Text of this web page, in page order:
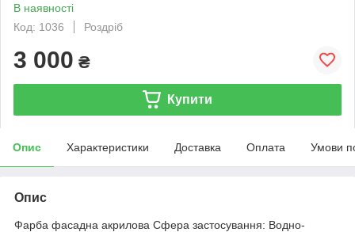
В наявності
Код: 1036
Роздріб
3 000 ₴
Купити
Опис Характеристики Доставка Оплата Умови
Опис
Фарба фасадна акрилова Сфера застосування: Водно-